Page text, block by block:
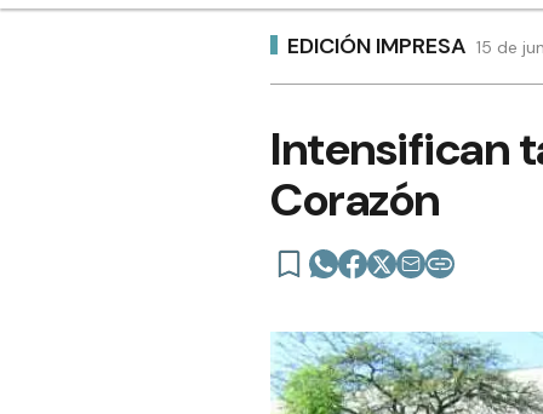
EDICIÓN IMPRESA 15 de
Intensifican
Corazón